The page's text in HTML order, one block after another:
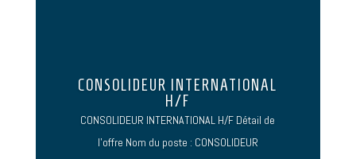
CONSOLIDEUR INTERNATIONAL
H/F
CONSOLIDEUR INTERNATIONAL H/F Détail de
l'offre Nom du poste : CONSOLIDEUR